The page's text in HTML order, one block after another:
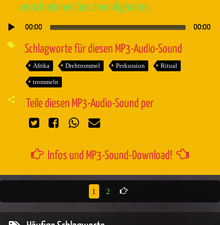
verschiedenen Geschwindigkeiten.
Audio-
00:00 00:00
Schlagworte für diesen MP3-Audio-Sound
Afrika Drehtrommel Perkussion Ritual
trommeln
Teile diesen MP3-Audio-Sound per
Infos und MP3-Sound-Download!
1 2